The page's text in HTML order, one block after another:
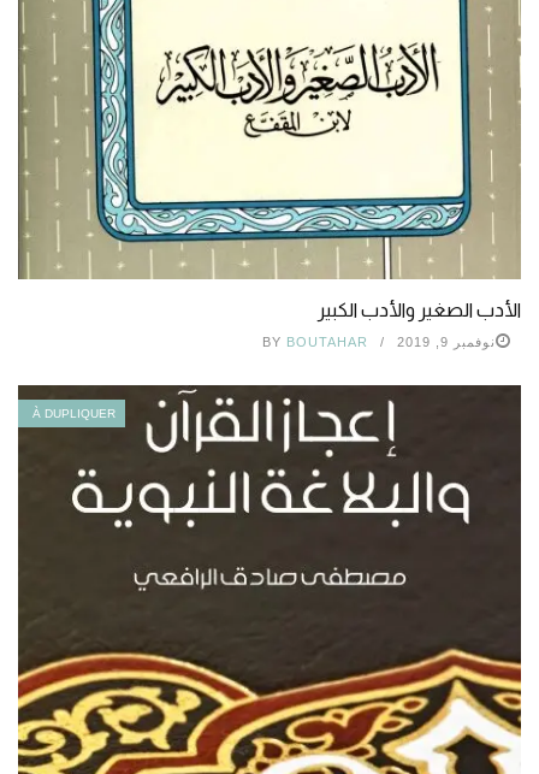
الأدب الصغير والأدب الكبير
نوفمبر 9, 2019 BY BOUTAHAR
À DUPLIQUER